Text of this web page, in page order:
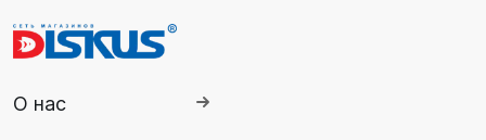
О нас